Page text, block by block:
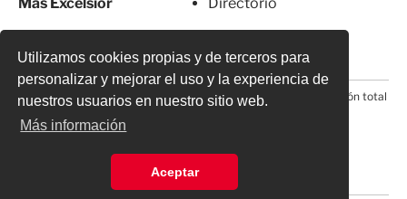
Utilizamos cookies propias y de terceros para
personalizar y mejorar el uso y la experiencia de
nuestros usuarios en nuestro sitio web.
Más información
Aceptar
© 2026 Todos los derechos reservados. Prohibida la reproducción total
o parcial, incluyendo cualquier medio electrónico*